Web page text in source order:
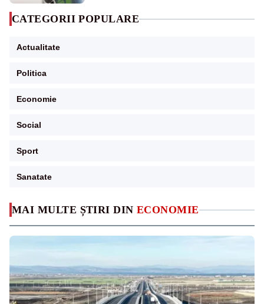
MAI MULTE ȘTIRI DIN ECONOMIE
CATEGORII POPULARE
Actualitate
Politica
Economie
Social
Sport
Sanatate